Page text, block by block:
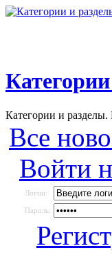
Категории и
Все
Войти
Логин:
Пароль: